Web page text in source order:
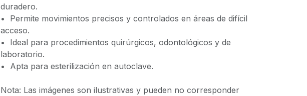
duradero.
•⁠ ⁠Permite movimientos precisos y controlados en áreas de difícil
acceso.
•⁠ ⁠Ideal para procedimientos quirúrgicos, odontológicos y de
laboratorio.
•⁠ ⁠Apta para esterilización en autoclave.
Nota: Las imágenes son ilustrativas y pueden no corresponder